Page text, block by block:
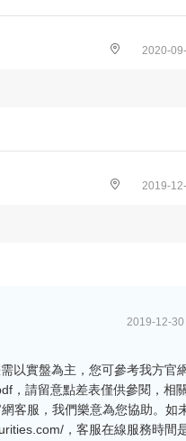
2020-
2019-
2019-12-30
以實盤為主，您可參考我方官
，請留意點差表僅供參閱，相
客服，我們樂意為您協助。如
，客服在線服務時間